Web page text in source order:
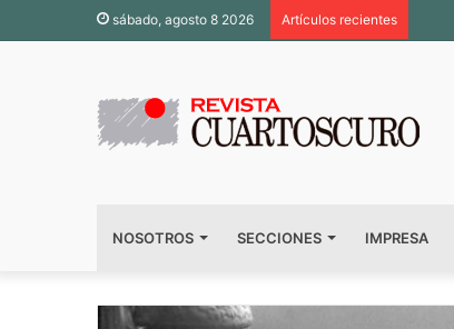
sábado, agosto 8 2026 Artículos recientes
NOSOTROS SECCIONES IMPRESA